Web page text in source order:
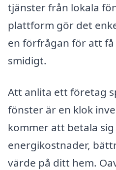
tjänster från lokala
plattform gör det
en förfrågan för att
smidigt.
Att anlita ett företag
fönster är en klok
kommer att betala
energikostnader,
värde på ditt hem.